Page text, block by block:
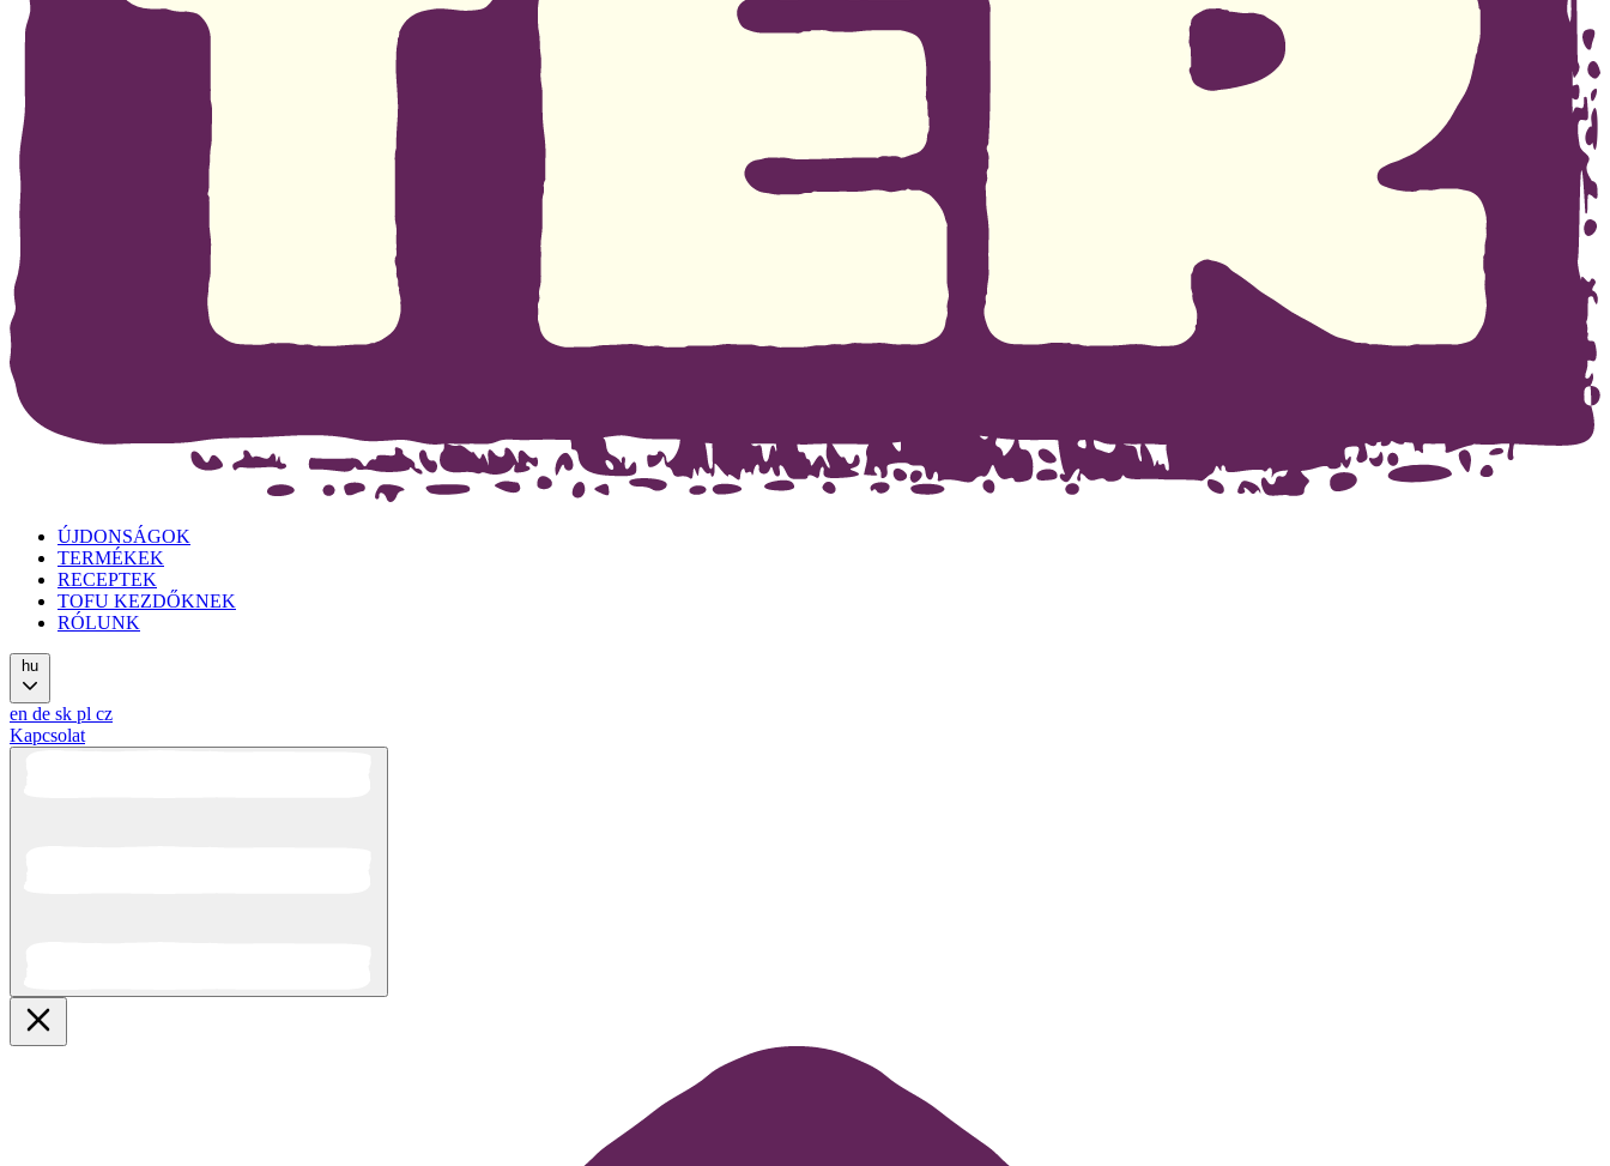
ÚJDONSÁGOK
TERMÉKEK
RECEPTEK
TOFU KEZDŐKNEK
RÓLUNK
hu
en de sk pl cz
Kapcsolat